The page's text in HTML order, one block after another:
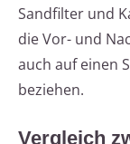
Sandfilter und
die Vor- und
auch auf einen
beziehen.
Vergleich